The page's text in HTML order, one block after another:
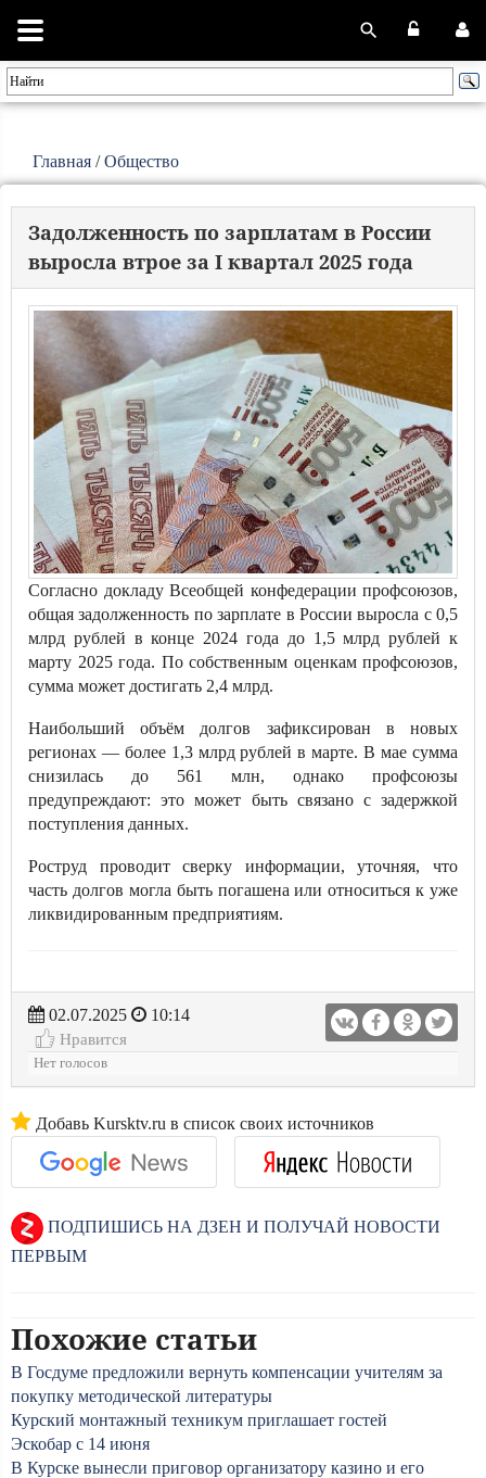
Главная /Общество
Задолженность по зарплатам в России
выросла втрое за I квартал 2025 года
Согласно докладу Всеобщей конфедерации профсоюзов,
общая задолженность по зарплате в России выросла с 0,5
млрд рублей в конце 2024 года до 1,5 млрд рублей к
марту 2025 года. По собственным оценкам профсоюзов,
сумма может достигать 2,4 млрд.
Наибольший объём долгов зафиксирован в новых
регионах — более 1,3 млрд рублей в марте. В мае сумма
снизилась до 561 млн, однако профсоюзы
предупреждают: это может быть связано с задержкой
поступления данных.
Роструд проводит сверку информации, уточняя, что
часть долгов могла быть погашена или относиться к уже
ликвидированным предприятиям.
02.07.2025
10:14
Нравится
Нет голосов
Добавь Kursktv.ru в список своих источников
ПОДПИШИСЬ НА ДЗЕН И ПОЛУЧАЙ НОВОСТИ
ПЕРВЫМ
Похожие статьи
В Госдуме предложили вернуть компенсации учителям за
покупку методической литературы
Курский монтажный техникум приглашает гостей
Эскобар с 14 июня
В Курске вынесли приговор организатору казино и его